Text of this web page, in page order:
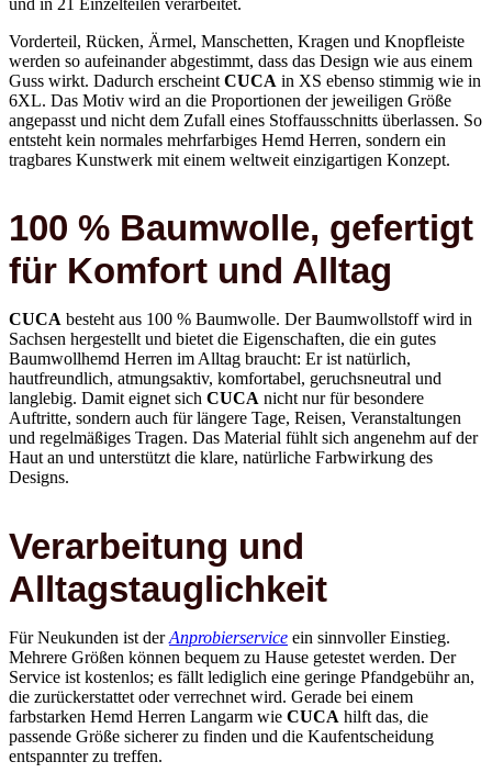
Vorderteil, Rücken, Ärmel, Manschetten, Kragen und Knopfleiste
werden so aufeinander abgestimmt, dass das Design wie aus einem
Guss wirkt. Dadurch erscheintCUCAin XS ebenso stimmig wie in
6XL. Das Motiv wird an die Proportionen der jeweiligen Größe
angepasst und nicht dem Zufall eines Stoffausschnitts überlassen. So
entsteht kein normales mehrfarbiges Hemd Herren, sondern ein
tragbares Kunstwerk mit einem weltweit einzigartigen Konzept.
für Komfort und Alltag
CUCA
besteht aus 100 % Baumwolle. Der Baumwollstoff wird in
Sachsen hergestellt und bietet die Eigenschaften, die ein gutes
Baumwollhemd Herren im Alltag braucht: Er ist natürlich,
hautfreundlich, atmungsaktiv, komfortabel, geruchsneutral und
langlebig. Damit eignet sichCUCAnicht nur für besondere
Auftritte, sondern auch für längere Tage, Reisen, Veranstaltungen
und regelmäßiges Tragen. Das Material fühlt sich angenehm auf der
Haut an und unterstützt die klare, natürliche Farbwirkung des
Designs.
Alltagstauglichkeit
Für Neukunden ist derAnprobierserviceein sinnvoller Einstieg.
Service ist kostenlos; es fällt lediglich eine geringe Pfandgebühr an,
die zurückerstattet oder verrechnet wird. Gerade bei einem
farbstarken Hemd Herren Langarm wieCUCAhilft das, die
passende Größe sicherer zu finden und die Kaufentscheidung
entspannter zu treffen.
Auch die Verarbeitung folgt dem GERMENS Anspruch: sehr enge